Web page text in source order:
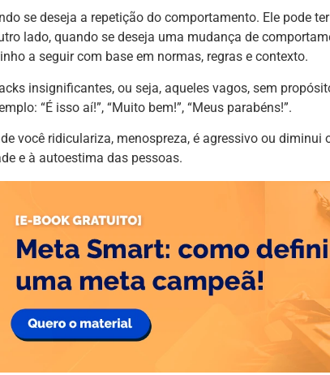
se deseja a repetição do comportamento. Ele pode
lado, quando se deseja uma mudança de
a seguir com base em normas, regras e contexto.
insignificantes, ou seja, aqueles vagos, sem
“É isso aí!”, “Muito bem!”, “Meus parabéns!”.
você ridiculariza, menospreza, é agressivo ou diminui
e à autoestima das pessoas.